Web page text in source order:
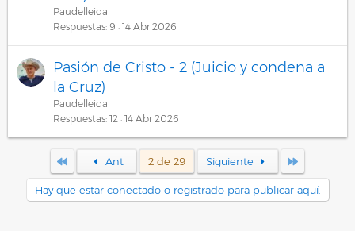
Paudelleida
Respuestas 9 14 Abr 2026
Pasión de Cristo - 2 (Juicio y condena a
la Cruz)
Paudelleida
Respuestas 12 14 Abr 2026
PrimeroAnt 2 de 29 Siguiente
Hay que estar conectado o registrado para publicar aquí.